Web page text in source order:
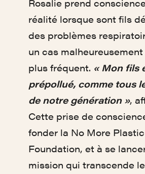
Rosalie prend
réalité lorsque sont fils
des problèmes
un cas
plus fréquent. « Mon fils
prépollué, comme tous
de notre génération »,
Cette prise de
fonder la No More Plastic
Foundation, et à se
mission qui transcende